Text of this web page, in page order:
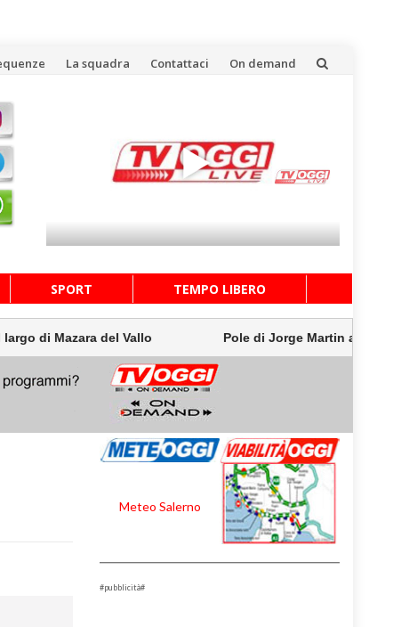
La squadra Contattaci On demand
SPORT TEMPO LIBERO
del Vallo Pole di Jorge Martin a Silverstone, Di
Meteo Salerno
#pubblicità#